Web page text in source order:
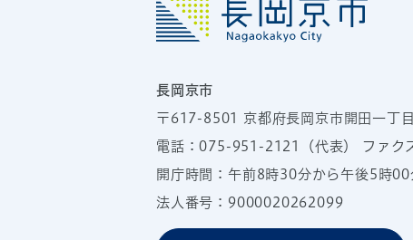
長岡京市
〒617-8501 京都府長岡京市開田一丁
電話：075-951-2121 （代表） ファク
開庁時間：午前8時30分から午後5時
法人番号：9000020262099